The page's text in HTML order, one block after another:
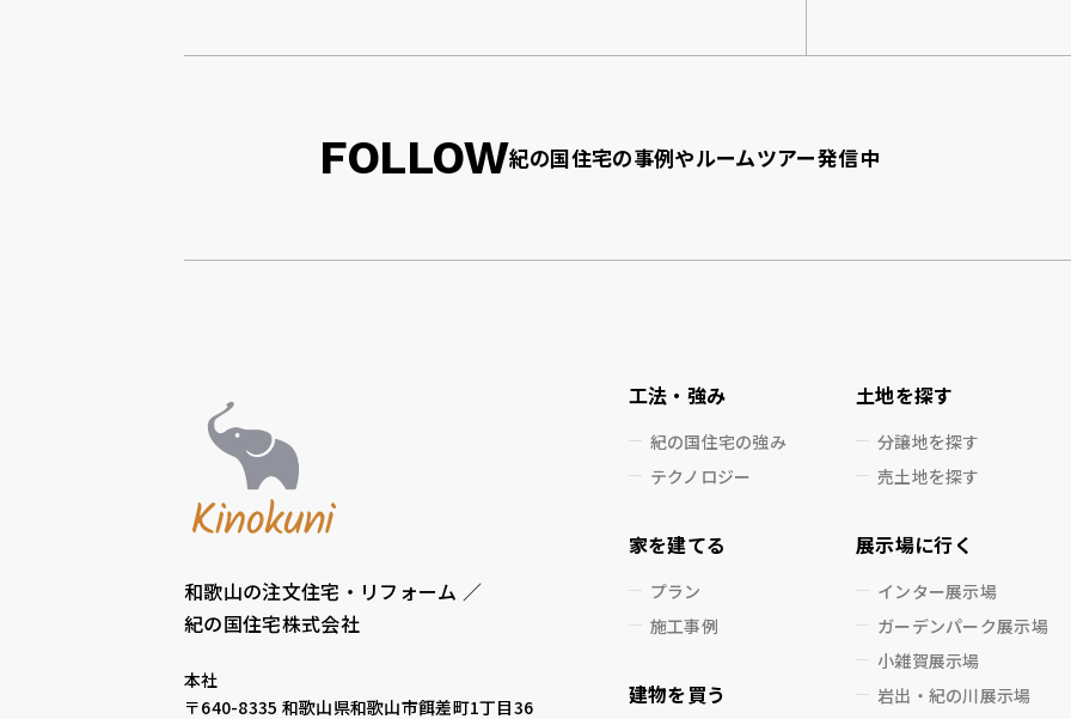
FOLLOW紀の国住宅の事例やルームツアー発信中
工法・強み
紀の国住宅の強み
テクノロジー
家を建てる
プラン
施工事例
建物を買う
土地を探す
分譲地を探す
売土地を探す
展示場に行く
インター展示場
ガーデンパーク展示場
小雑賀展示場
岩出・紀の川展示場
和歌山の注文住宅・リフォーム ／
紀の国住宅株式会社
本社
〒640-8335 和歌山県和歌山市餌差町1丁目36